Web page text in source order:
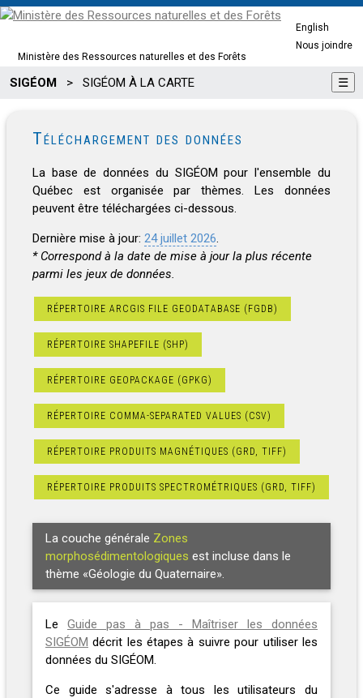
Ministère des Ressources naturelles et des Forêts
English
Nous joindre
SIGÉOM > SIGÉOM À LA CARTE ☰
Téléchargement des données
La base de données du SIGÉOM pour l'ensemble du
Québec est organisée par thèmes. Les données
peuvent être téléchargées ci-dessous.
Dernière mise à jour: 24 juillet 2026.
* Correspond à la date de mise à jour la plus récente
parmi les jeux de données.
RÉPERTOIRE ARCGIS FILE GEODATABASE (FGDB)
RÉPERTOIRE SHAPEFILE (SHP)
RÉPERTOIRE GEOPACKAGE (GPKG)
RÉPERTOIRE COMMA-SEPARATED VALUES (CSV)
RÉPERTOIRE PRODUITS MAGNÉTIQUES (GRD, TIFF)
RÉPERTOIRE PRODUITS SPECTROMÉTRIQUES (GRD, TIFF)
La couche générale Zones
morphosédimentologiques est incluse dans le
thème «Géologie du Quaternaire».
Le Guide pas à pas - Maîtriser les données
SIGÉOM décrit les étapes à suivre pour utiliser les
données du SIGÉOM.
Ce guide s'adresse à tous les utilisateurs du